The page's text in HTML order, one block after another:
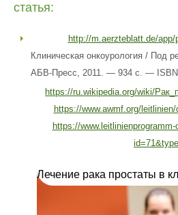
статья:
http://m.aerzteblatt.de/app/
Клиническая онкоурология /
АБВ-Пресс, 2011. — 934 с. — ISBN
https://ru.wikipedia.org/wiki/
https://www.awmf.org/
https://
Лечение рака простаты в